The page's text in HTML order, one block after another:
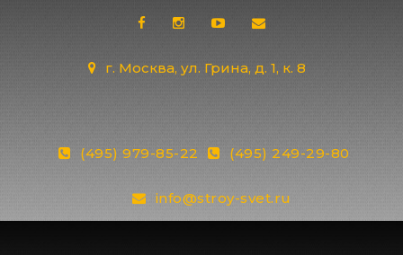
г. Москва, ул. Грина, д. 1, к. 8
(495) 979-85-22 (495) 249-29-80
info@stroy-svet.ru